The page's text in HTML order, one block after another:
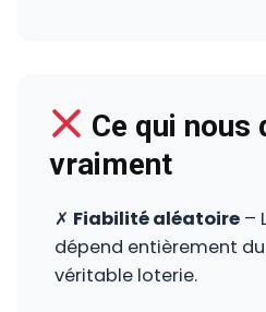
Ce qui nous
vraiment
✗ Fiabilité aléatoire –
dépend entièrement du
véritable loterie.